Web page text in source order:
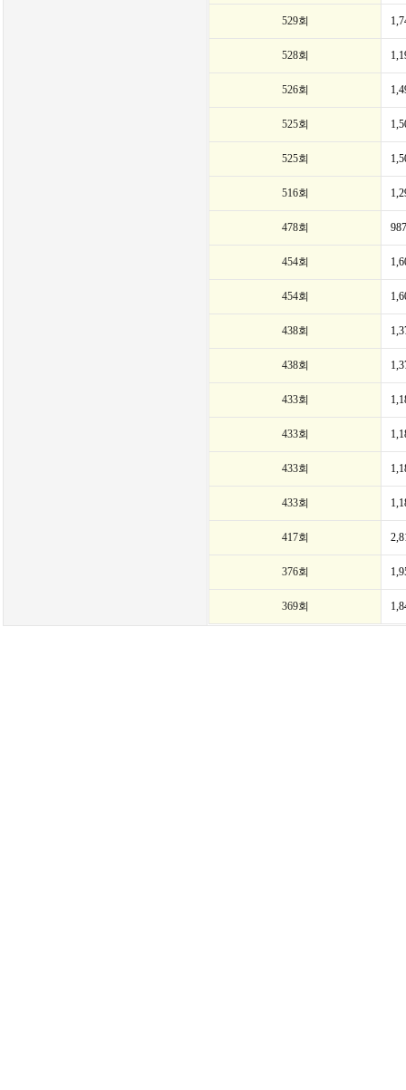
529회
528회
526회
525회
525회
516회
478회
454회
454회
438회
438회
433회
433회
433회
433회
417회
376회
369회